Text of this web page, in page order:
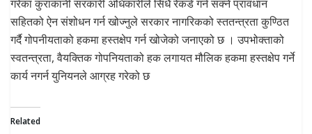
गरेका कुराकानी सरकारी अधिकारीले सिधै रेकर्ड गर्न सक्ने प्रावधान
सहितको ऐन संशोधन गर्न खोज्नुले सरकार नागरिकको स्ततन्त्रता कुण्ठित
गर्दै गोपनीयताको हकमा हस्तक्षेप गर्न खोजेको जनाएको छ । उपभोक्ताको
स्वतन्त्रता, वैयक्तिक गोपनियताको हक लगायत मौलिक हकमा हस्तक्षेप गर्ने
कार्य नगर्न युनियनले आग्रह गरेको छ
Related